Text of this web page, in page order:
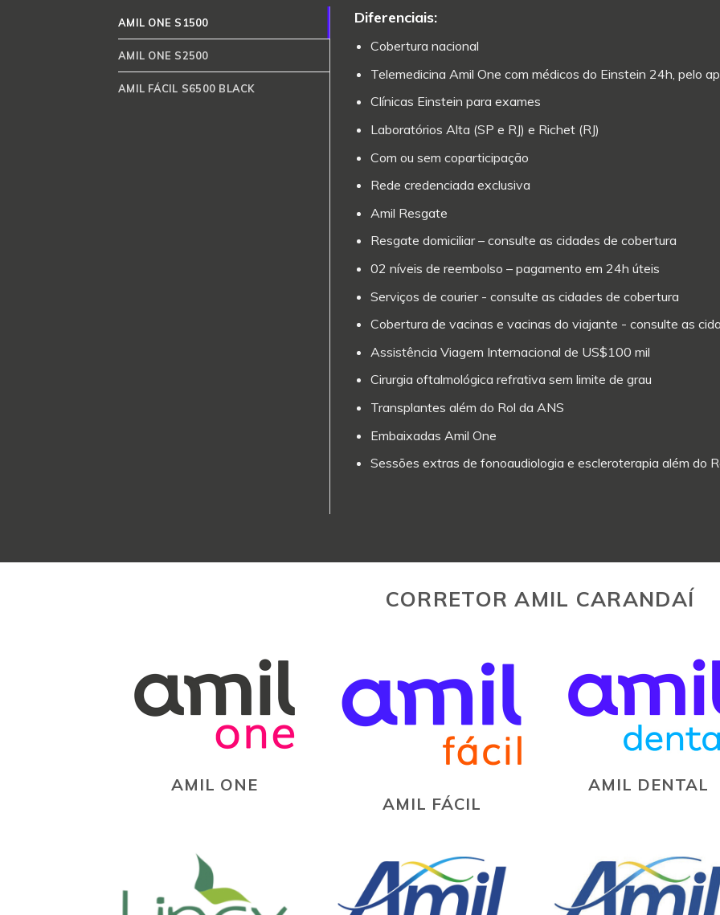
AMIL ONE S1500
AMIL ONE S2500
AMIL FÁCIL S6500 BLACK
Diferenciais:
Cobertura nacional
Telemedicina Amil One com médicos do Einstein 24h, pelo
Clínicas Einstein para exames
Laboratórios Alta (SP e RJ) e Richet (RJ)
Com ou sem coparticipação
Rede credenciada exclusiva
Amil Resgate
Resgate domiciliar – consulte as cidades de cobertura
02 níveis de reembolso – pagamento em 24h úteis
Serviços de courier - consulte as cidades de cobertura
Cobertura de vacinas e vacinas do viajante - consulte as
Assistência Viagem Internacional de US$100 mil
Cirurgia oftalmológica refrativa sem limite de grau
Transplantes além do Rol da ANS
Embaixadas Amil One
Sessões extras de fonoaudiologia e escleroterapia além do
CORRETOR AMIL CARANDAÍ
AMIL ONE
AMIL FÁCIL
AMIL DENTAL